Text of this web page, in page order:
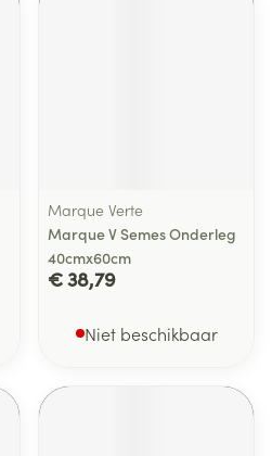
Marque Verte
Marque V Semes Onderleg
40cmx60cm
€ 38,79
Niet beschikbaar